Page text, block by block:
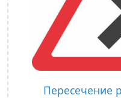
Пересечение